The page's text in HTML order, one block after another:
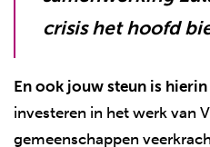
crisis het hoofd
En ook jouw steun is hierin
investeren in het werk van
gemeenschappen